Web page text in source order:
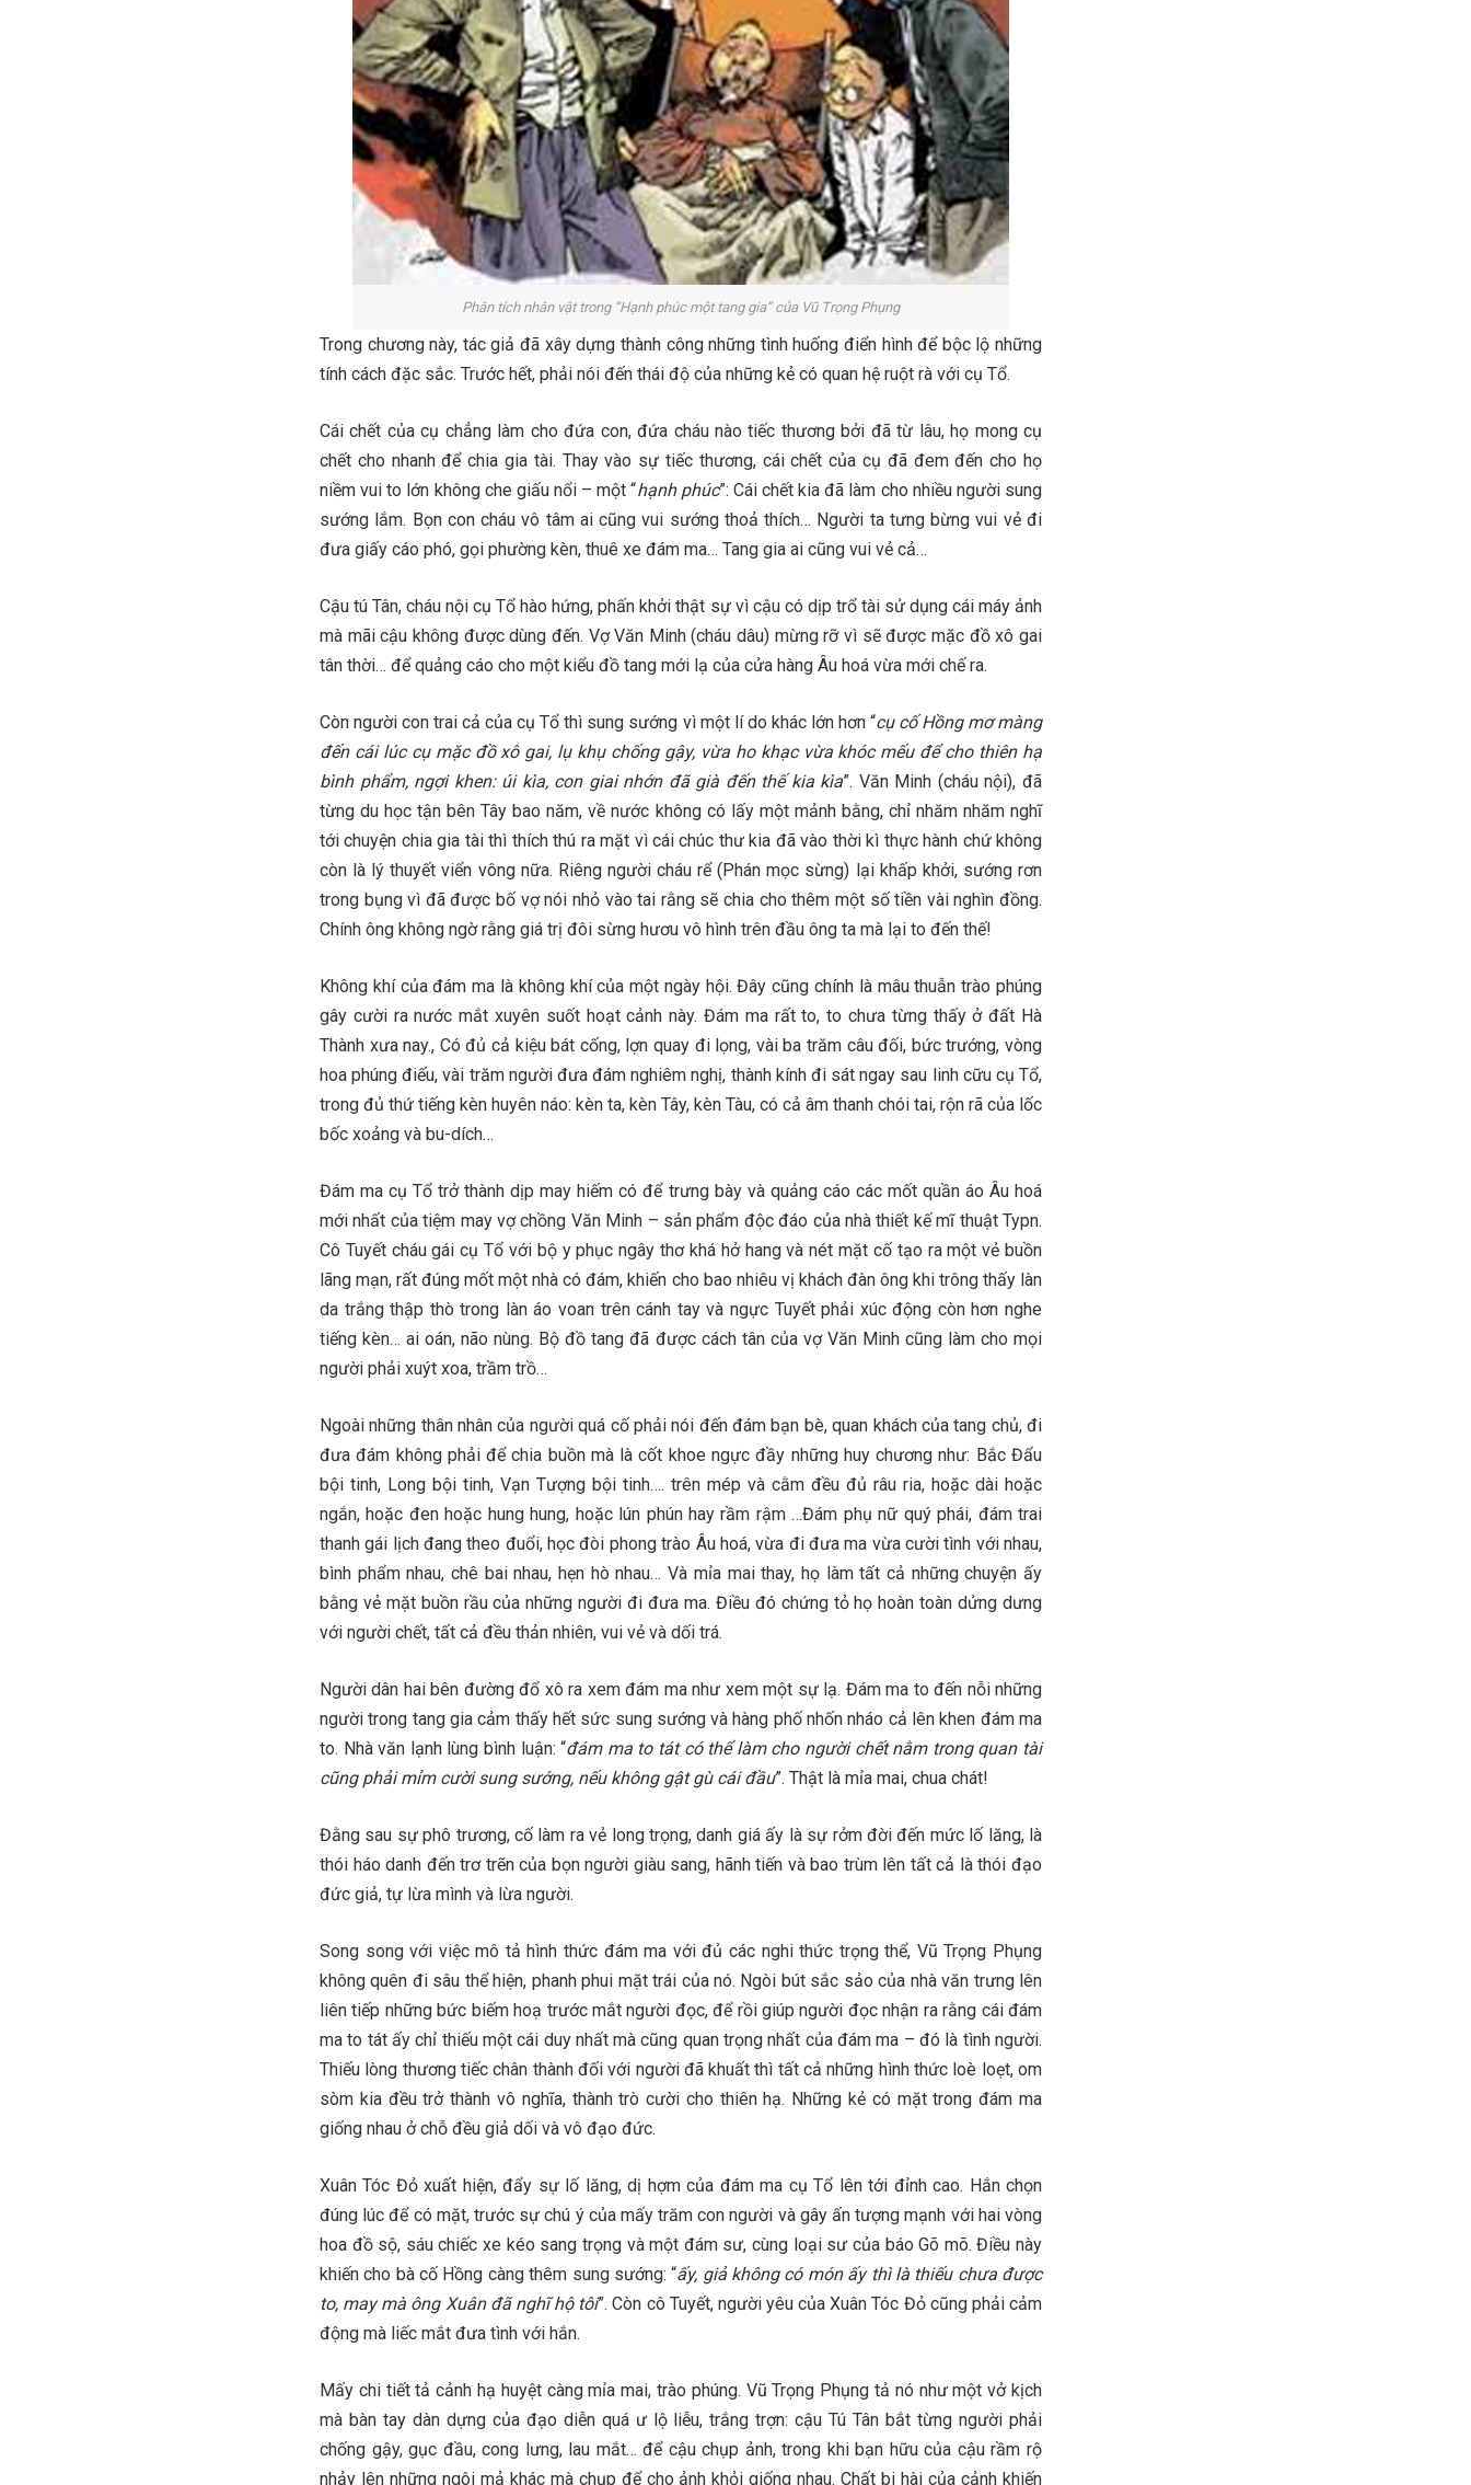
Phân tích nhân vật trong “Hạnh phúc một tang gia” của Vũ Trọng Phụng
Trong chương này, tác giả đã xây dựng thành công những tình huống điển hình để bộc lộ những
tính cách đặc sắc. Trước hết, phải nói đến thái độ của những kẻ có quan hệ ruột rà với cụ Tổ.
Cái chết của cụ chẳng làm cho đứa con, đứa cháu nào tiếc thương bởi đã từ lâu, họ mong cụ
chết cho nhanh để chia gia tài. Thay vào sự tiếc thương, cái chết của cụ đã đem đến cho họ
niềm vui to lớn không che giấu nổi – một “hạnh phúc”: Cái chết kia đã làm cho nhiều người sung
sướng lắm. Bọn con cháu vô tâm ai cũng vui sướng thoả thích… Người ta tưng bừng vui vẻ đi
đưa giấy cáo phó, gọi phường kèn, thuê xe đám ma… Tang gia ai cũng vui vẻ cả…
Cậu tú Tân, cháu nội cụ Tổ hào hứng, phấn khởi thật sự vì cậu có dịp trổ tài sử dụng cái máy ảnh
mà mãi cậu không được dùng đến. Vợ Văn Minh (cháu dâu) mừng rỡ vì sẽ được mặc đồ xô gai
tân thời… để quảng cáo cho một kiểu đồ tang mới lạ của cửa hàng Âu hoá vừa mới chế ra.
Còn người con trai cả của cụ Tổ thì sung sướng vì một lí do khác lớn hơn “cụ cố Hồng mơ màng
đến cái lúc cụ mặc đồ xô gai, lụ khụ chống gậy, vừa ho khạc vừa khóc mếu để cho thiên hạ
bình phẩm, ngợi khen: úi kìa, con giai nhớn đã già đến thế kia kìa”. Văn Minh (cháu nội), đã
từng du học tận bên Tây bao năm, về nước không có lấy một mảnh bằng, chỉ nhăm nhăm nghĩ
tới chuyện chia gia tài thì thích thú ra mặt vì cái chúc thư kia đã vào thời kì thực hành chứ không
còn là lý thuyết viển vông nữa. Riêng người cháu rể (Phán mọc sừng) lại khấp khởi, sướng rơn
trong bụng vì đã được bố vợ nói nhỏ vào tai rằng sẽ chia cho thêm một số tiền vài nghìn đồng.
Chính ông không ngờ rằng giá trị đôi sừng hươu vô hình trên đầu ông ta mà lại to đến thế!
Không khí của đám ma là không khí của một ngày hội. Đây cũng chính là mâu thuẫn trào phúng
gây cười ra nước mắt xuyên suốt hoạt cảnh này. Đám ma rất to, to chưa từng thấy ở đất Hà
Thành xưa nay., Có đủ cả kiệu bát cống, lợn quay đi lọng, vài ba trăm câu đối, bức trướng, vòng
hoa phúng điếu, vài trăm người đưa đám nghiêm nghị, thành kính đi sát ngay sau linh cữu cụ Tổ,
trong đủ thứ tiếng kèn huyên náo: kèn ta, kèn Tây, kèn Tàu, có cả âm thanh chói tai, rộn rã của lốc
bốc xoảng và bu-dích…
Đám ma cụ Tổ trở thành dịp may hiếm có để trưng bày và quảng cáo các mốt quần áo Âu hoá
mới nhất của tiệm may vợ chồng Văn Minh – sản phẩm độc đáo của nhà thiết kế mĩ thuật Typn.
Cô Tuyết cháu gái cụ Tổ với bộ y phục ngây thơ khá hở hang và nét mặt cố tạo ra một vẻ buồn
lãng mạn, rất đúng mốt một nhà có đám, khiến cho bao nhiêu vị khách đàn ông khi trông thấy làn
da trắng thập thò trong làn áo voan trên cánh tay và ngực Tuyết phải xúc động còn hơn nghe
tiếng kèn… ai oán, não nùng. Bộ đồ tang đã được cách tân của vợ Văn Minh cũng làm cho mọi
người phải xuýt xoa, trầm trồ…
Ngoài những thân nhân của người quá cố phải nói đến đám bạn bè, quan khách của tang chủ, đi
đưa đám không phải để chia buồn mà là cốt khoe ngực đầy những huy chương như: Bắc Đẩu
bội tinh, Long bội tinh, Vạn Tượng bội tinh…. trên mép và cằm đều đủ râu ria, hoặc dài hoặc
ngắn, hoặc đen hoặc hung hung, hoặc lún phún hay rầm rậm …Đám phụ nữ quý phái, đám trai
thanh gái lịch đang theo đuổi, học đòi phong trào Âu hoá, vừa đi đưa ma vừa cười tình với nhau,
bình phẩm nhau, chê bai nhau, hẹn hò nhau… Và mỉa mai thay, họ làm tất cả những chuyện ấy
bằng vẻ mặt buồn rầu của những người đi đưa ma. Điều đó chứng tỏ họ hoàn toàn dửng dưng
với người chết, tất cả đều thản nhiên, vui vẻ và dối trá.
Người dân hai bên đường đổ xô ra xem đám ma như xem một sự lạ. Đám ma to đến nỗi những
người trong tang gia cảm thấy hết sức sung sướng và hàng phố nhốn nháo cả lên khen đám ma
to. Nhà văn lạnh lùng bình luận: “đám ma to tát có thể làm cho người chết nằm trong quan tài
cũng phải mỉm cười sung sướng, nếu không gật gù cái đầu”. Thật là mỉa mai, chua chát!
Đằng sau sự phô trương, cố làm ra vẻ long trọng, danh giá ấy là sự rởm đời đến mức lố lăng, là
thói háo danh đến trơ trẽn của bọn người giàu sang, hãnh tiến và bao trùm lên tất cả là thói đạo
đức giả, tự lừa mình và lừa người.
Song song với việc mô tả hình thức đám ma với đủ các nghi thức trọng thể, Vũ Trọng Phụng
không quên đi sâu thể hiện, phanh phui mặt trái của nó. Ngòi bút sắc sảo của nhà văn trưng lên
liên tiếp những bức biếm hoạ trước mắt người đọc, để rồi giúp người đọc nhận ra rằng cái đám
ma to tát ấy chỉ thiếu một cái duy nhất mà cũng quan trọng nhất của đám ma – đó là tình người.
Thiếu lòng thương tiếc chân thành đối với người đã khuất thì tất cả những hình thức loè loẹt, om
sòm kia đều trở thành vô nghĩa, thành trò cười cho thiên hạ. Những kẻ có mặt trong đám ma
giống nhau ở chỗ đều giả dối và vô đạo đức.
Xuân Tóc Đỏ xuất hiện, đẩy sự lố lăng, dị hợm của đám ma cụ Tổ lên tới đỉnh cao. Hắn chọn
đúng lúc để có mặt, trước sự chú ý của mấy trăm con người và gây ấn tượng mạnh với hai vòng
hoa đồ sộ, sáu chiếc xe kéo sang trọng và một đám sư, cùng loại sư của báo Gõ mõ. Điều này
khiến cho bà cố Hồng càng thêm sung sướng: “ấy, giả không có món ấy thì là thiếu chưa được
to, may mà ông Xuân đã nghĩ hộ tôi”. Còn cô Tuyết, người yêu của Xuân Tóc Đỏ cũng phải cảm
động mà liếc mắt đưa tình với hắn.
Mấy chi tiết tả cảnh hạ huyệt càng mỉa mai, trào phúng. Vũ Trọng Phụng tả nó như một vở kịch
mà bàn tay dàn dựng của đạo diễn quá ư lộ liễu, trắng trợn: cậu Tú Tân bắt từng người phải
chống gậy, gục đầu, cong lưng, lau mắt… để cậu chụp ảnh, trong khi bạn hữu của cậu rầm rộ
nhảy lên những ngôi mả khác mà chụp để cho ảnh khỏi giống nhau. Chất bi hài của cảnh khiến